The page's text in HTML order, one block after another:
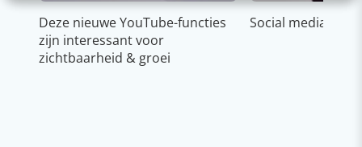
Deze nieuwe YouTube-functies
zijn interessant voor
zichtbaarheid & groei
Social media